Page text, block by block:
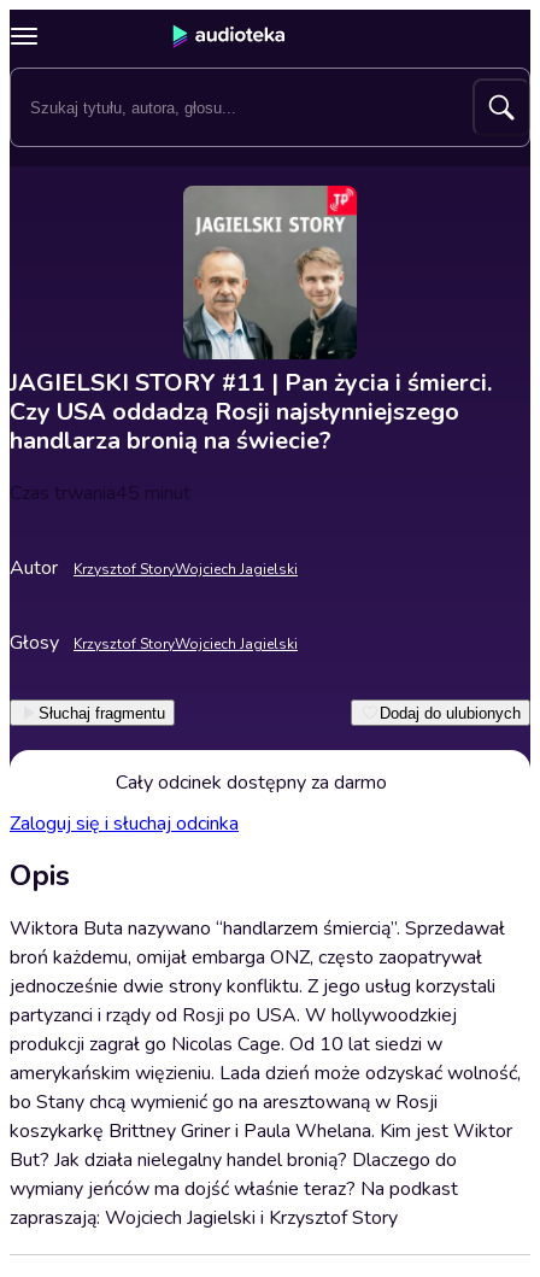
JAGIELSKI STORY #11 | Pan życia i śmierci.
Czy USA oddadzą Rosji najsłynniejszego
handlarza bronią na świecie?
Czas trwania45 minut
Autor Krzysztof StoryWojciech Jagielski
Głosy Krzysztof StoryWojciech Jagielski
Słuchaj fragmentu Dodaj do ulubionych
Cały odcinek dostępny za darmo
Zaloguj się i słuchaj odcinka
Opis
Wiktora Buta nazywano “handlarzem śmiercią”. Sprzedawał
broń każdemu, omijał embarga ONZ, często zaopatrywał
jednocześnie dwie strony konfliktu. Z jego usług korzystali
partyzanci i rządy od Rosji po USA. W hollywoodzkiej
produkcji zagrał go Nicolas Cage. Od 10 lat siedzi w
amerykańskim więzieniu. Lada dzień może odzyskać wolność,
bo Stany chcą wymienić go na aresztowaną w Rosji
koszykarkę Brittney Griner i Paula Whelana. Kim jest Wiktor
But? Jak działa nielegalny handel bronią? Dlaczego do
wymiany jeńców ma dojść właśnie teraz? Na podkast
zapraszają: Wojciech Jagielski i Krzysztof Story